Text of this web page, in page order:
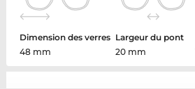
Dimension des verres
48 mm
Largeur du pont
20 mm